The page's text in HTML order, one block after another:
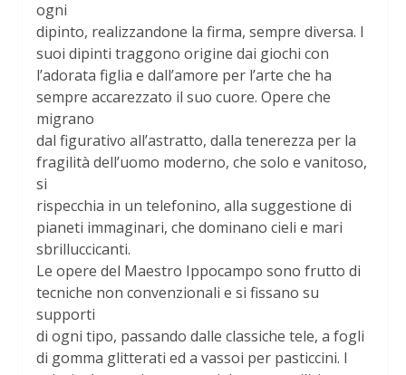
ogni
dipinto, realizzandone la firma, sempre diversa. I
suoi dipinti traggono origine dai giochi con
l’adorata figlia e dall’amore per l’arte che ha
sempre accarezzato il suo cuore. Opere che
migrano
dal figurativo all’astratto, dalla tenerezza per la
fragilità dell’uomo moderno, che solo e vanitoso,
si
rispecchia in un telefonino, alla suggestione di
pianeti immaginari, che dominano cieli e mari
sbrilluccicanti.
Le opere del Maestro Ippocampo sono frutto di
tecniche non convenzionali e si fissano su
supporti
di ogni tipo, passando dalle classiche tele, a fogli
di gomma glitterati ed a vassoi per pasticcini. I